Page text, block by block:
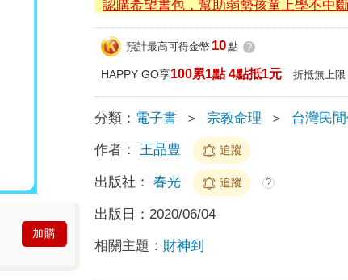
加購
認購希望書包，幫助弱勢孩童上學不中斷
預計最高可得金幣 10點 ?
HAPPY GO享100累1點 4點抵1元 折抵無上限
分類： 電子書 ＞ 宗教命理 ＞ 台灣民
作者： 王品豊 追蹤
出版社： 春光 追蹤 ?
出版日： 2020/06/04
相關主題： 財神到